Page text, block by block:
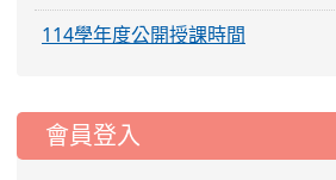
114學年度公開授課時間
::: 會員登入